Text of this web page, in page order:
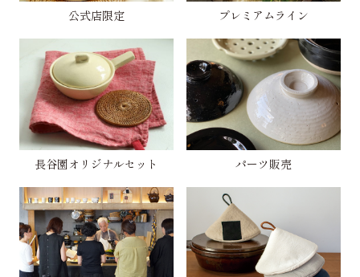
公式店限定 プレミアムライン
長谷園オリジナルセット パーツ販売